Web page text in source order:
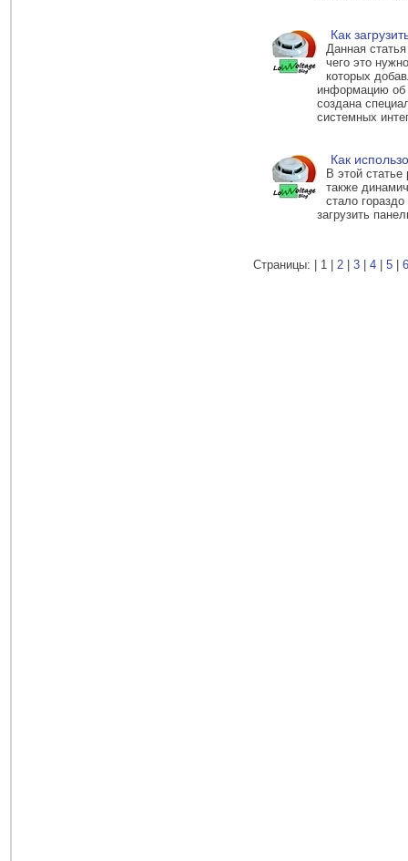
Как
Данная
чего это
которых
информацию об
создана
системных
Как
В этой
также
стало
загрузить
Страницы: | 1 2 3 4 5 6